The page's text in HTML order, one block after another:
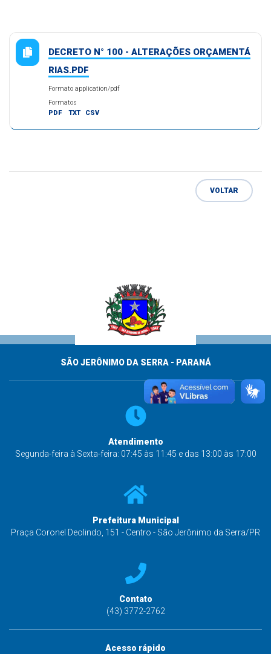
DECRETO N° 100 - ALTERAÇÕES ORÇAMENTÁ
RIAS.PDF
Formato application/pdf
Formatos
PDF
TXT CSV
VOLTAR
SÃO JERÔNIMO DA SERRA - PARANÁ
Atendimento
Segunda-feira à Sexta-feira: 07:45 às 11:45 e das 13:00 às 17:00
Prefeitura Municipal
Praça Coronel Deolindo, 151 - Centro - São Jerônimo da Serra/PR
Contato
(43) 3772-2762
Acesso rápido